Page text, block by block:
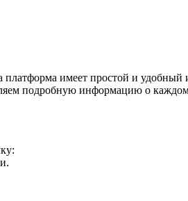
имеет простой и удобный
подробную информацию о